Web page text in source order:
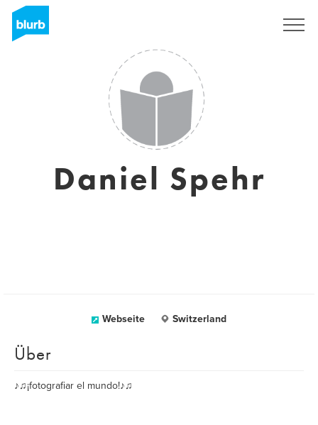
Daniel Spehr
Webseite Switzerland
Über
♪♫¡fotografiar el mundo!♪♫